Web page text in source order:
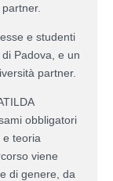
e studenti
Padova, e un
partner.
obbligatori
e teoria
viene
di genere, da